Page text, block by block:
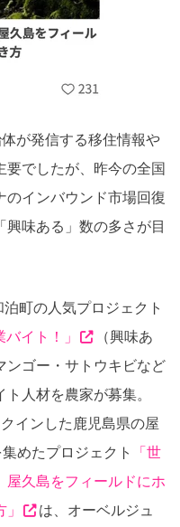
が発信する移住情報や
でしたが、昨今の全国
のインバウンド市場回復
味ある」数の多さが目
町の人気プロジェクト
イト！」
（興味あ
ンゴー・サトウキビなど
人材を農家が募集。
インした鹿児島県の屋
めたプロジェクト
「世
屋久島をフィールドにホ
は、オーベルジュ